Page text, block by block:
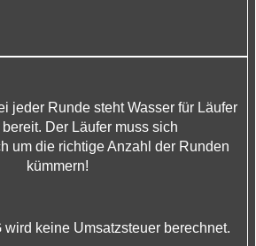
jeder Runde steht Wasser für Läufer
Der Läufer muss sich
um die richtige Anzahl der Runden
kümmern!
wird keine Umsatzsteuer berechnet.